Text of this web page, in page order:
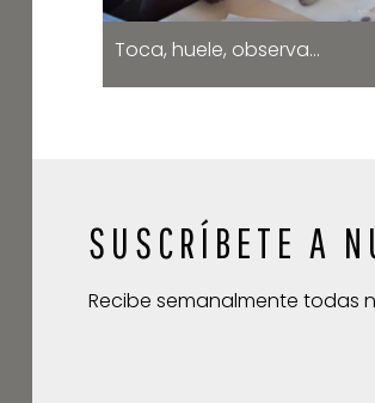
Toca, huele, observa…
SUSCRÍBETE A
Recibe semanalmente todas